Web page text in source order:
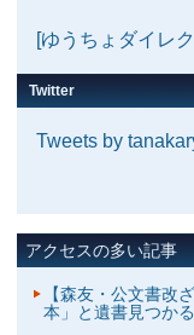
[ゆうちょダイレ
Twitter
Tweets by
アクセスの多い記事
【森友・公文書
本」と遺書見つかる